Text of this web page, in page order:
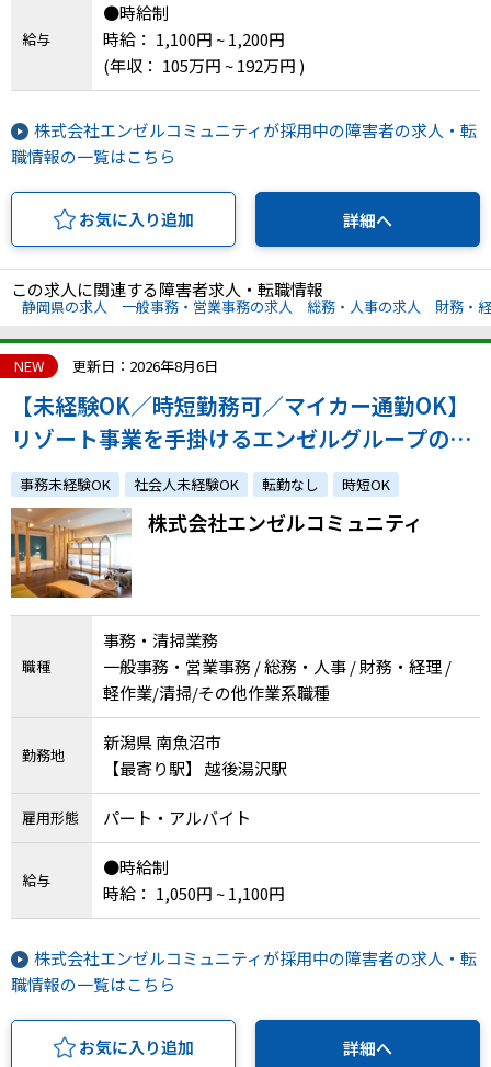
給与
●時給制
時給： 1,100円 ~ 1,200円
(年収： 105万円 ~ 192万円 )
株式会社エンゼルコミュニティが採用中の障害者の求人・転
職情報の一覧はこちら
お気に入り追加 詳細へ
この求人に関連する障害者求人・転職情報
静岡県の求人 一般事務・営業事務の求人 総務・人事の求人 財務・
NEW 更新日：2026年8月6日
【未経験OK／時短勤務可／マイカー通勤OK】
リゾート事業を手掛けるエンゼルグループの会
社の湯沢支店における事務・清掃業務
事務未経験OK 社会人未経験OK 転勤なし 時短OK
株式会社エンゼルコミュニティ
職種
事務・清掃業務
一般事務・営業事務 / 総務・人事 / 財務・経理 /
軽作業/清掃/その他作業系職種
勤務地
新潟県 南魚沼市
【最寄り駅】 越後湯沢駅
雇用形態 パート・アルバイト
給与
●時給制
時給： 1,050円 ~ 1,100円
株式会社エンゼルコミュニティが採用中の障害者の求人・転
職情報の一覧はこちら
お気に入り追加 詳細へ